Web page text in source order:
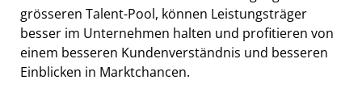
grösseren Talent-Pool, können Leistungsträger
besser im Unternehmen halten und profitieren von
einem besseren Kundenverständnis und besseren
Einblicken in Marktchancen.